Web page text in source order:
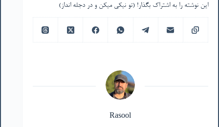
این نوشته را به اشتراک بگذار! (تو نیکی میکن و در دجله انداز)
Rasool